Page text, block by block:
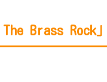
Brass Rock